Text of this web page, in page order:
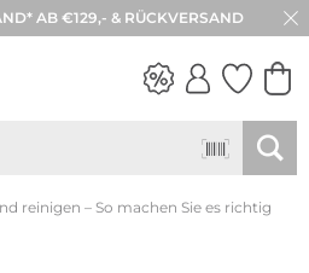
AB €129,- & RÜCKVERSAND
RÜCKGABE
reinigen – So machen Sie es richtig